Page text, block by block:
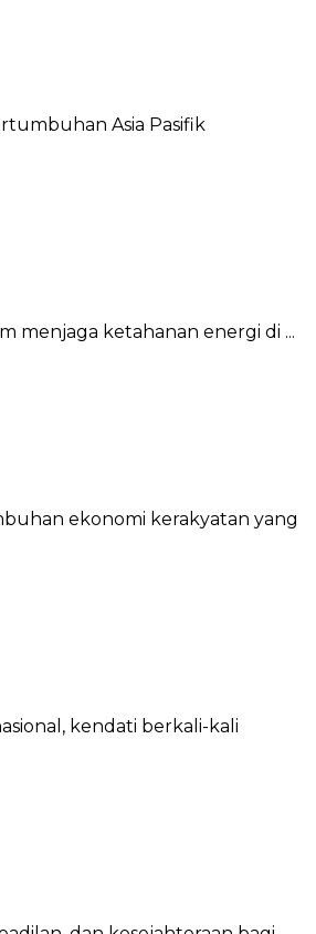
Asia Pasifik
menjaga ketahanan energi di ...
ekonomi kerakyatan yang
kendati berkali-kali